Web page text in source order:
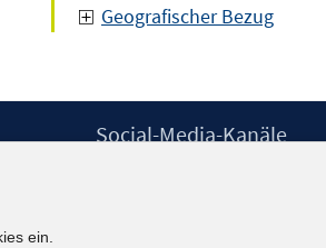
Geografischer Bezug
Social-Media-Kanäle
ein.